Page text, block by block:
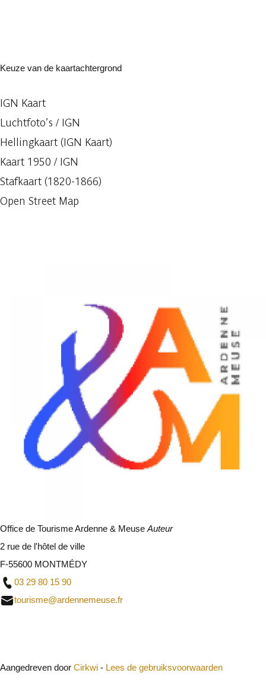
Keuze van de kaartachtergrond
IGN Kaart
Luchtfoto’s / IGN
Hellingkaart (IGN Kaart)
Kaart 1950 / IGN
Stafkaart (1820-1866)
Open Street Map
Office de Tourisme Ardenne & Meuse Auteur
2 rue de l'hôtel de ville
F-55600 MONTMÉDY
03 29 80 15 90
tourisme@ardennemeuse.fr
Aangedreven door Cirkwi - Lees de gebruiksvoorwaarden